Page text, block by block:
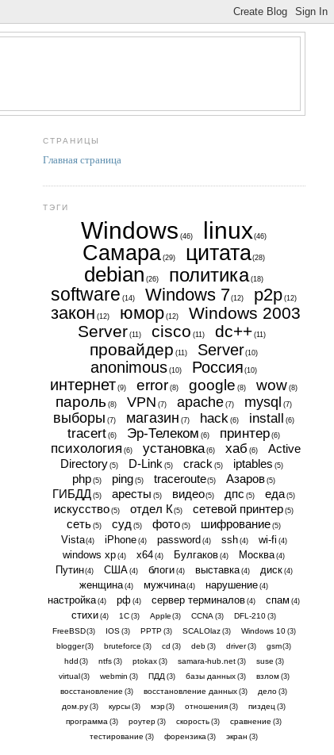
СТРАНИЦЫ
Главная страница
ТЭГИ
Windows (46) linux (46)
Самара (29) цитата(28)
debian (26) политика(18)
software (14) Windows 7(12) p2p (12)
закон (12) юмор (12)
Windows 2003
Server (11) cisco (11) dc++ (11)
провайдер (11) Server(10)
anonimous (10) Россия (10)
интернет (9) error (8) google (8) wow (8)
пароль (8) VPN (7) apache (7) mysql (7)
выборы (7) магазин (7) hack (6) install (6)
tracert (6) Эр-Телеком (6) принтер (6)
психология (6) установка(6) хаб (6)
Active
Directory (5) D-Link (5) crack (5) iptables (5)
php (5) ping (5) traceroute(5) Азаров (5)
ГИБДД (5) аресты (5) видео(5) дпс (5) еда (5)
искусство (5) отдел К (5) сетевой принтер (5)
сеть (5) суд (5) фото (5) шифрование (5)
Vista(4) iPhone (4) password (4) ssh (4) wi-fi (4)
windows xp (4) x64 (4) Булгаков (4) Москва (4)
Путин(4) США (4) блоги (4) выставка (4) диск (4)
женщина (4) мужчина(4) нарушение (4)
настройка(4) рф (4) сервер терминалов (4) спам (4)
стихи (4) 1С (3) Apple (3) CCNA (3) DFL-210 (3)
FreeBSD(3) IOS (3) PPTP (3) SCALOlaz (3) Windows 10 (3)
blogger(3) bruteforce (3) cd (3) deb (3) driver (3) gsm(3)
hdd (3) ntfs (3) ptokax (3) samara-hub.net (3) suse (3)
virtual(3) webmin (3) ПДД (3) базы данных (3) взлом (3)
восстановление (3) восстановление данных (3) дело (3)
дом.ру (3) курсы (3) мэр(3) отношения (3) пиздец (3)
программа (3) роутер (3) скорость (3) сравнение (3)
тестирование (3) форензика (3) экран (3)